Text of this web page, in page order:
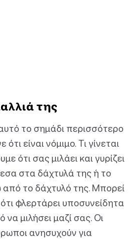
της
το σημάδι περισσότερο
ότι είναι νόμιμο. Τι γίνεται
ότι σας μιλάει και γυρίζει
στα δάχτυλά της ή το
από το δάχτυλό της. Μπορεί
φλερτάρει υποσυνείδητα
να μιλήσει μαζί σας. Οι
ανησυχούν για